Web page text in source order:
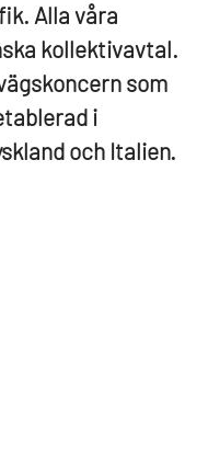
Alla våra
kollektivavtal.
som
i
och Italien.